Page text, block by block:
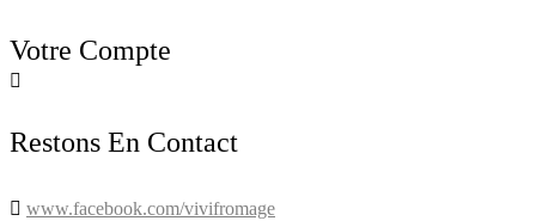
Votre Compte

Restons En Contact
 www.facebook.com/vivifromage